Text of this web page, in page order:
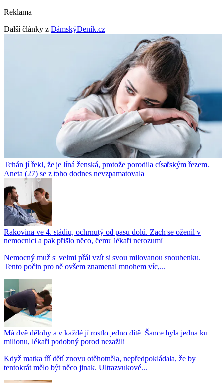
Reklama
Další články z DámskýDeník.cz
Tchán jí řekl, že je líná ženská, protože porodila císařským řezem.
Aneta (27) se z toho dodnes nevzpamatovala
Rakovina ve 4. stádiu, ochrnutý od pasu dolů. Zach se oženil v
nemocnici a pak přišlo něco, čemu lékaři nerozumí
Nemocný muž si velmi přál vzít si svou milovanou snoubenku.
Tento počin pro ně ovšem znamenal mnohem víc,...
Má dvě dělohy a v každé jí rostlo jedno dítě. Šance byla jedna ku
milionu, lékaři podobný porod nezažili
Když matka tří dětí znovu otěhotněla, nepředpokládala, že by
tentokrát mělo být něco jinak. Ultrazvukové...